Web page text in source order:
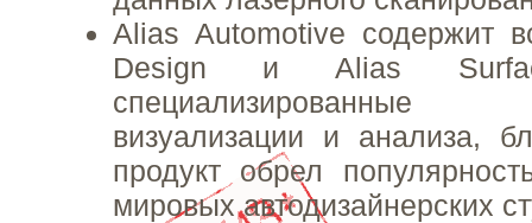
Alias Automotive содержит
Design и Alias
специализированные
визуализации и анализа,
продукт обрел
мировых автодизайнерских